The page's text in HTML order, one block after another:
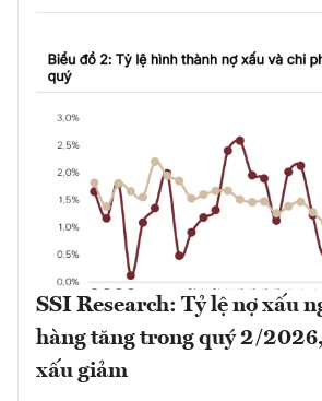
SSI Research: Tỷ lệ nợ xấu
hàng tăng trong quý 2/
xấu giảm